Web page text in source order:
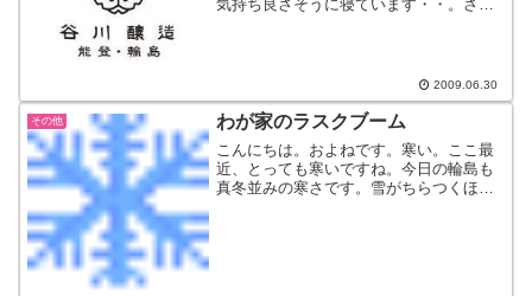
気持ち良さそうに寝ています・・。さ
れは金沢の風習で、この日に... 2009.06.30
その他 わが家のラスクブーム
こんにちは。およねです。寒い。ここ最
近、とっても寒いですね。今日の輪島も
真冬並みの寒さです。雪がちらつくほど